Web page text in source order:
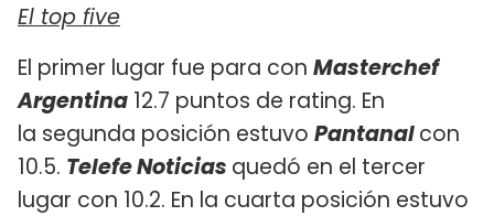
El top five
El primer lugar fue para con Masterchef
Argentina 12.7 puntos de rating. En
la segunda posición estuvo Pantanalcon
10.5. Telefe Noticias quedó en el tercer
lugar con 10.2. En la cuarta posición estuvo